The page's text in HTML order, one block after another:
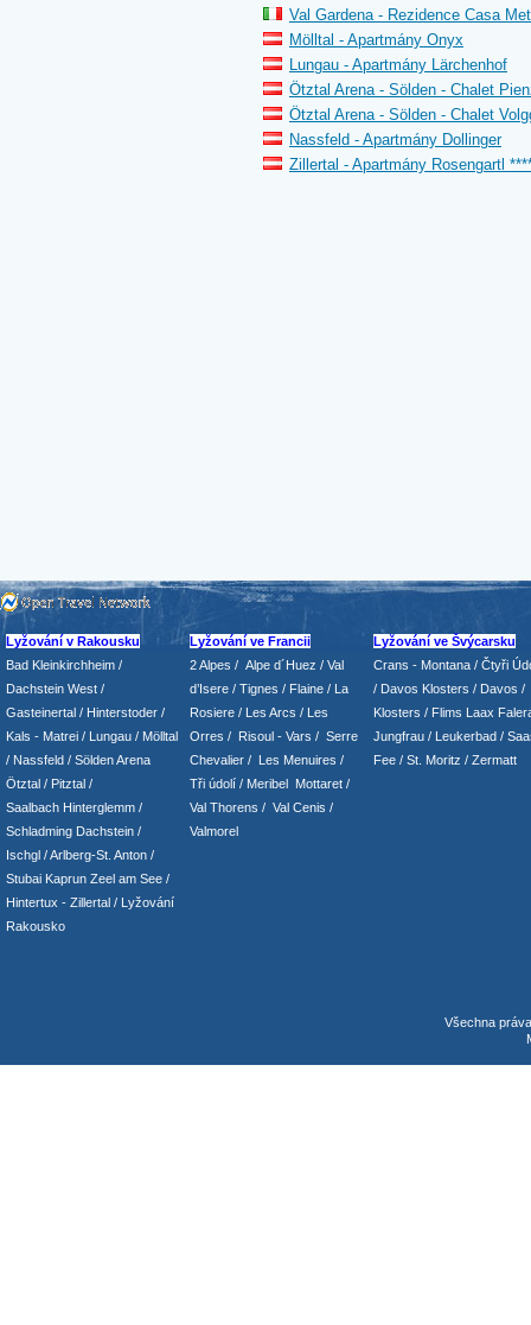
Val Gardena - Rezidence Casa
Mölltal - Apartmány Onyx
Lungau - Apartmány Lärchenhof
Ötztal Arena - Sölden - Chalet
Ötztal Arena - Sölden - Chalet
Nassfeld - Apartmány Dollinger
Zillertal - Apartmány Rosengartl
Lyžování v Rakousku
Bad Kleinkirchheim /
Dachstein West /
Gasteinertal / Hinterstoder /
Kals - Matrei / Lungau / Mölltal
/ Nassfeld / Sölden Arena
Ötztal / Pitztal /
Saalbach Hinterglemm /
Schladming Dachstein /
Ischgl /Arlberg-St. Anton /
Stubai Kaprun Zeel am See /
Hintertux - Zillertal / Lyžování
Rakousko
Lyžování ve Francii
2 Alpes / Alpe d´Huez / Val
d’Isere / Tignes / Flaine / La
Rosiere / Les Arcs / Les
Orres / Risoul - Vars / Serre
Chevalier / Les Menuires /
Tři údolí / Meribel Mottaret /
Val Thorens / Val Cenis /
Valmorel
Lyžování ve Švýcarsku
Crans - Montana / Čtyři
/ Davos Klosters / Davos /
Klosters / Flims Laax
Jungfrau / Leukerbad /
Fee / St. Moritz / Zermatt
Všechna